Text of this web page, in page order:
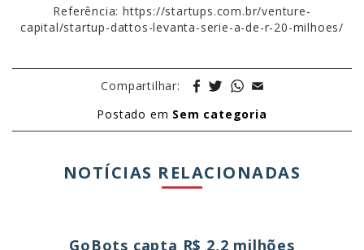
Referência: https://startups.com.br/venture-
capital/startup-dattos-levanta-serie-a-de-r-20-milhoes/
Compartilhar:
Postado em Sem categoria
NOTÍCIAS RELACIONADAS
GoBots capta R$ 2,2 milhões